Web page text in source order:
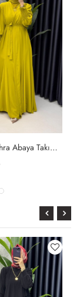
Yağyeşili Mihra Abaya Takım Tesettür Giyim Yağ Yeşili